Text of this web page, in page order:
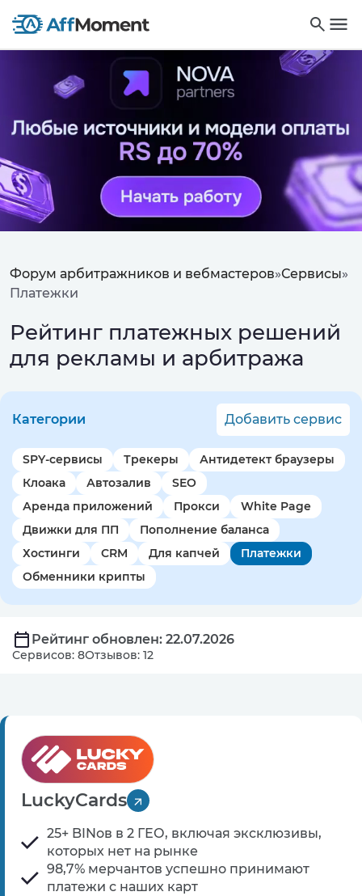
Форум арбитражников и вебмастеров»Сервисы»
Платежки
Рейтинг платежных решений
для рекламы и арбитража
Категории Добавить сервис
SPY-сервисы Трекеры
Антидетект браузеры
Клоака
Автозалив
SEO
Аренда приложений
Прокси
White Page
Движки для ПП
Пополнение баланса
Хостинги
CRM Для капчей
Платежки
Обменники крипты
Рейтинг обновлен: 22.07.2026
Сервисов: 8Отзывов: 12
LuckyCards
25+ BINов в 2 ГЕО, включая эксклюзивы,
которых нет на рынке
98,7% мерчантов успешно принимают
платежи с наших карт